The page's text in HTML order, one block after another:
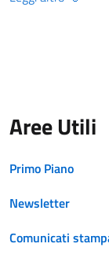
Aree Utili
Primo Piano
Newsletter
Comunicati